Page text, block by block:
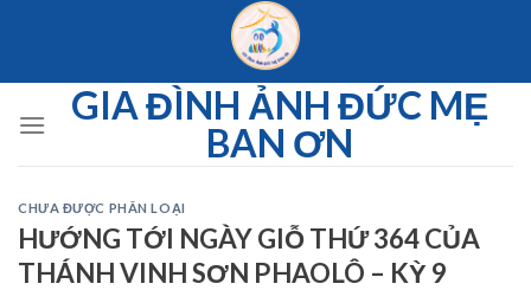
GIA ĐÌNH ẢNH ĐỨC MẸ
BAN ƠN
CHƯA ĐƯỢC PHÂN LOẠI
HƯỚNG TỚI NGÀY GIỖ THỨ 364 CỦA
THÁNH VINH SƠN PHAOLÔ – KỲ 9